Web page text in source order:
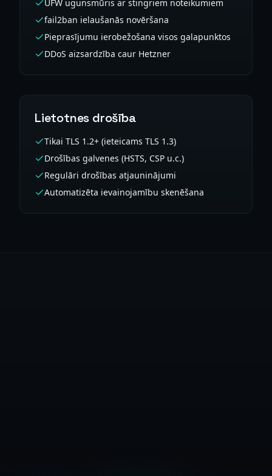
UFW ugunsmūris ar stingriem noteikumiem
fail2ban ielaušanās novēršana
Pieprasījumu ierobežošana visos galapunktos
DDoS aizsardzība caur Hetzner
Lietotnes drošība
Tikai TLS 1.2+ (ieteicams TLS 1.3)
Drošības galvenes (HSTS, CSP u.c.)
Regulāri drošības atjauninājumi
Automatizēta ievainojamību skenēšana